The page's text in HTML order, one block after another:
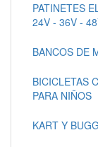
PATINETES
24V - 36V -
BANCOS DE
BICICLETAS
PARA NIÑOS
KART Y